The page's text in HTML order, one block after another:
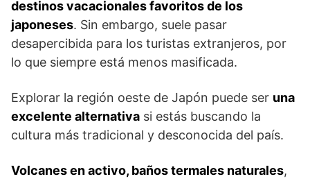
destinos vacacionales favoritos de los
japoneses. Sin embargo, suele pasar
desapercibida para los turistas extranjeros, por
lo que siempre está menos masificada.
Explorar la región oeste de Japón puede ser una
excelente alternativa si estás buscando la
cultura más tradicional y desconocida del país.
Volcanes en activo, baños termales naturales,